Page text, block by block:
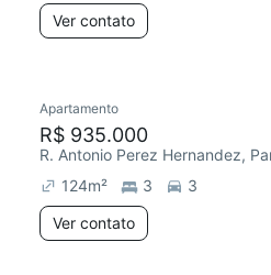
Ver contato
Apartamento
R$ 935.000
R. Antonio Perez Hernandez,
124m² 3
3
Ver contato